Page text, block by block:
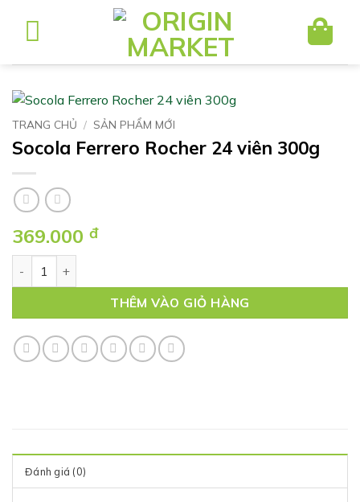
dung
TRANG CHỦ / SẢN PHẨM MỚI
Socola Ferrero Rocher 24 viên 300g
369.000 đ
THÊM VÀO GIỎ HÀNG
Đánh giá (0)